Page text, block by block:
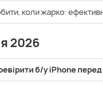
коли жарко:
2026
б/у iPhone